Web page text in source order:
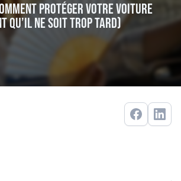
protéger votre voiture
qu’il ne soit trop tard)